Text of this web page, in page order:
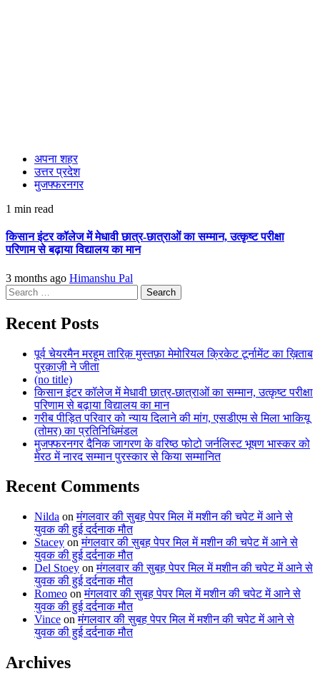
अपना शहर
उत्तर प्रदेश
मुजफ्फरनगर
1 min read
किसान इंटर कॉलेज में मेधावी छात्र-छात्राओं का सम्मान, उत्कृष्ट परीक्षा
परिणाम से बढ़ाया विद्यालय का मान
3 months ago Himanshu Pal
Search
for:
Recent Posts
पूर्व चेयरमैन मरहूम तारिक़ मुस्तफ़ा मेमोरियल क्रिकेट टूर्नामेंट का ख़िताब
पुरक़ाज़ी ने जीता
(no title)
किसान इंटर कॉलेज में मेधावी छात्र-छात्राओं का सम्मान, उत्कृष्ट परीक्षा
परिणाम से बढ़ाया विद्यालय का मान
गरीब पीड़ित परिवार को न्याय दिलाने की मांग, एसडीएम से मिला भाकियू
(तोमर) का प्रतिनिधिमंडल
मुजफ्फरनगर दैनिक जागरण के वरिष्ठ फोटो जर्नलिस्ट भूषण भास्कर को
मेरठ में नारद सम्मान पुरस्कार से किया सम्मानित
Recent Comments
Nilda onमंगलवार की सुबह पेपर मिल में मशीन की चपेट में आने से
युवक की हुई दर्दनाक मौत
Stacey onमंगलवार की सुबह पेपर मिल में मशीन की चपेट में आने से
युवक की हुई दर्दनाक मौत
Del Stoey onमंगलवार की सुबह पेपर मिल में मशीन की चपेट में आने से
युवक की हुई दर्दनाक मौत
Romeo onमंगलवार की सुबह पेपर मिल में मशीन की चपेट में आने से
युवक की हुई दर्दनाक मौत
Vince onमंगलवार की सुबह पेपर मिल में मशीन की चपेट में आने से
युवक की हुई दर्दनाक मौत
Archives